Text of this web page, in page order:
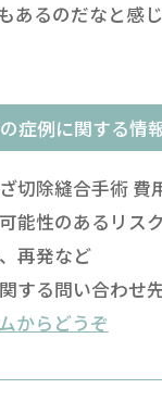
あるのだなと感じ
症例に関する情
切除縫合手術 費
能性のあるリス
再発など
する問い合わせ
からどうぞ